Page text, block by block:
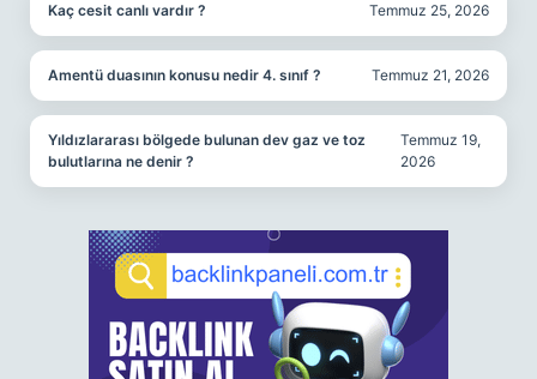
Kaç cesit canlı vardır ? Temmuz 25, 2026
Amentü duasının konusu nedir 4. sınıf ? Temmuz 21, 2026
Yıldızlararası bölgede bulunan dev gaz ve toz
bulutlarına ne denir ?
Temmuz 19,
2026